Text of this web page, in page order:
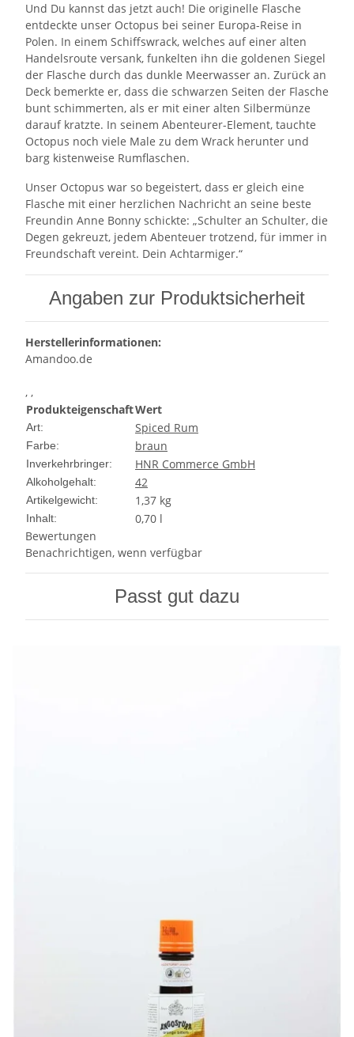
Und Du kannst das jetzt auch! Die originelle Flasche
entdeckte unser Octopus bei seiner Europa-Reise in
Polen. In einem Schiffswrack, welches auf einer alten
Handelsroute versank, funkelten ihn die goldenen Siegel
der Flasche durch das dunkle Meerwasser an. Zurück an
Deck bemerkte er, dass die schwarzen Seiten der Flasche
bunt schimmerten, als er mit einer alten Silbermünze
darauf kratzte. In seinem Abenteurer-Element, tauchte
Octopus noch viele Male zu dem Wrack herunter und
barg kistenweise Rumflaschen.
Unser Octopus war so begeistert, dass er gleich eine
Flasche mit einer herzlichen Nachricht an seine beste
Freundin Anne Bonny schickte: „Schulter an Schulter, die
Degen gekreuzt, jedem Abenteuer trotzend, für immer in
Freundschaft vereint. Dein Achtarmiger.“
Angaben zur Produktsicherheit
Herstellerinformationen:
Amandoo.de
, ,
ProdukteigenschaftWert
Art: Spiced Rum
Farbe: braun
Inverkehrbringer: HNR Commerce GmbH
Alkoholgehalt: 42
Artikelgewicht: 1,37 kg
Inhalt:
0,70 l
Bewertungen
Benachrichtigen, wenn verfügbar
Passt gut dazu